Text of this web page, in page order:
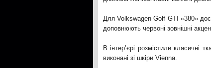
Для Volkswagen Golf GTI «380»
доповнюють червоні зовнішні
В інтер’єрі розмістили класичні
виконані зі шкіри Vienna.